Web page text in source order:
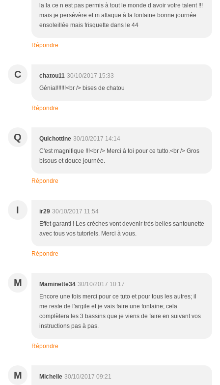
la la ce n est pas permis à tout le monde d avoir votre talent !!!
mais je persévère et m attaque à la fontaine bonne journée
ensoleillée mais frisquette dans le 44
Répondre
C chatou11 30/10/2017 15:33
Génial!!!!!!<br /> bises de chatou
Répondre
Q Quichottine 30/10/2017 14:14
C'est magnifique !!!<br /> Merci à toi pour ce tutto.<br /> Gros
bisous et douce journée.
Répondre
I ir29 30/10/2017 11:54
Effet garanti ! Les crèches vont devenir très belles santounette
avec tous vos tutoriels. Merci à vous.
Répondre
M Maminette34 30/10/2017 10:17
Encore une fois merci pour ce tuto et pour tous les autres; il
me reste de l'argile et je vais faire une fontaine; cela
complètera les 3 bassins que je viens de faire en suivant vos
instructions pas à pas.
Répondre
M Michelle 30/10/2017 09:21